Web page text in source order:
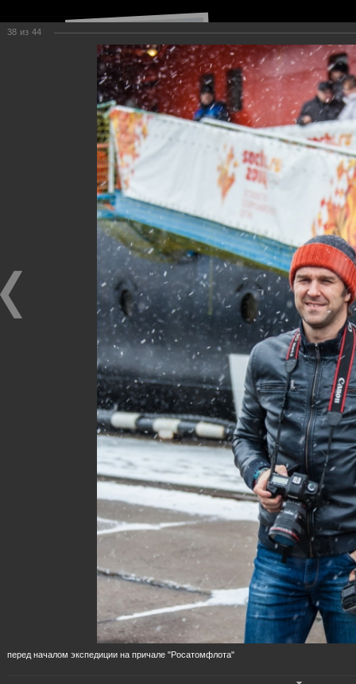
Навигация по сайту
на Северный Полюс с Олимпийским огнем (14-25 октября 2013)
38 из 44
перед началом экспедиции на причале "Росатомфлота"